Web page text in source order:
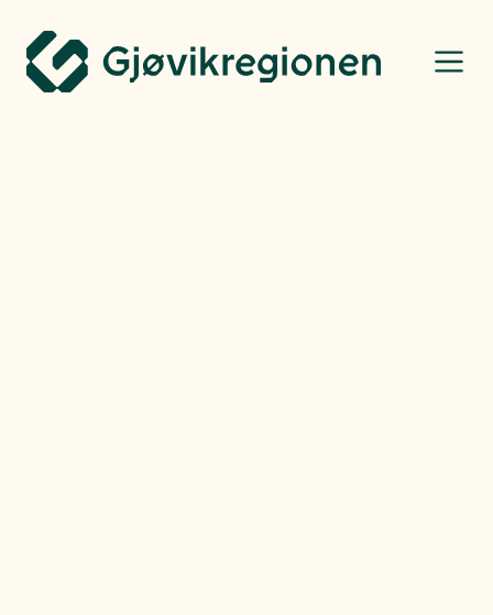
Gjøvikregionen Utvikling